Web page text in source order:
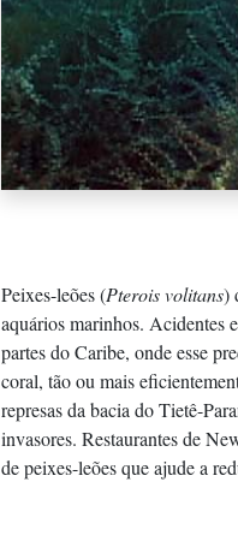
Peixes-leões (Pterois volitans)
aquários marinhos. Acidentes
partes do Caribe, onde esse
coral, tão ou mais
represas da bacia do Tietê-
invasores. Restaurantes de
de peixes-leões que ajude a